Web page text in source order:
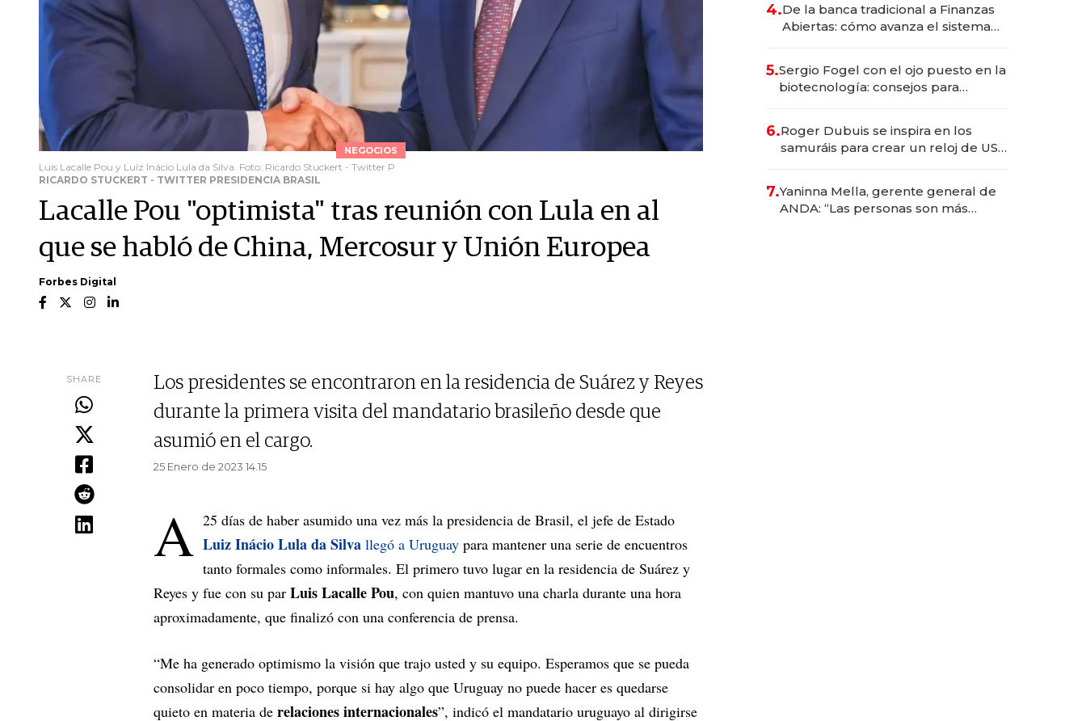
NEGOCIOS
Luis Lacalle Pou y Luiz Inácio Lula da Silva. Foto: Ricardo Stuckert - Twitter P
RICARDO STUCKERT - TWITTER PRESIDENCIA BRASIL
Lacalle Pou "optimista" tras reunión con Lula en al
que se habló de China, Mercosur y Unión Europea
Forbes Digital
SHARE
Los presidentes se encontraron en la residencia de Suárez y Reyes
durante la primera visita del mandatario brasileño desde que
asumió en el cargo.
25 Enero de 2023 14.15
A 25 días de haber asumido una vez más la presidencia de Brasil, el jefe de Estado
Luiz Inácio Lula da Silva llegó a Uruguay para mantener una serie de encuentros
tanto formales como informales. El primero tuvo lugar en la residencia de Suárez y
Reyes y fue con su par Luis Lacalle Pou, con quien mantuvo una charla durante una hora
aproximadamente, que finalizó con una conferencia de prensa.
“Me ha generado optimismo la visión que trajo usted y su equipo. Esperamos que se pueda
consolidar en poco tiempo, porque si hay algo que Uruguay no puede hacer es quedarse
quieto en materia de relaciones internacionales”, indicó el mandatario uruguayo al dirigirse
4.De la banca tradicional a Finanzas
Abiertas: cómo avanza el sistema
5.Sergio Fogel con el ojo puesto en la
biotecnología: consejos para
6.Roger Dubuis se inspira en los
samuráis para crear un reloj de US$
7.Yaninna Mella, gerente general de
ANDA: “Las personas son más